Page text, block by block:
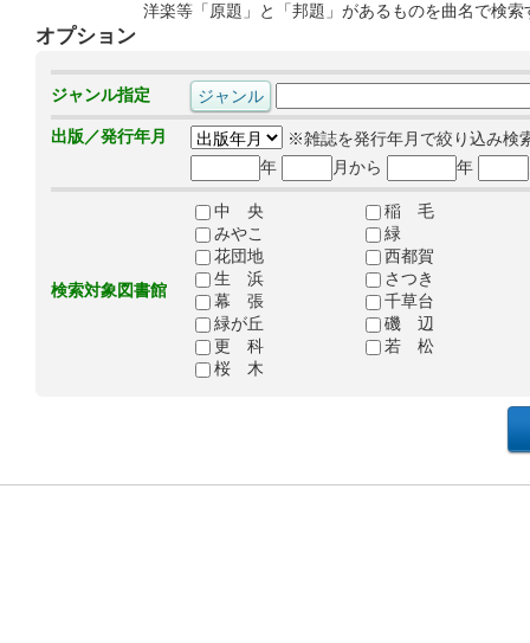
洋楽等「原題」と「邦題」があるものを曲名で検
オプション
ジャンル指定
出版／発行年月
※雑誌を発行年月で絞り込み検
年
月から 年
検索対象図書館
中 央
稲 毛
みやこ
緑
花団地
西都賀
生 浜
さつき
幕 張
千草台
緑が丘
磯 辺
更 科
若 松
桜 木